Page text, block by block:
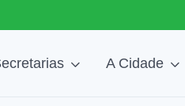
A Cidade